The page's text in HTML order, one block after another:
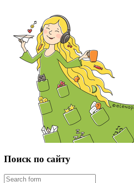
Поиск по сайту